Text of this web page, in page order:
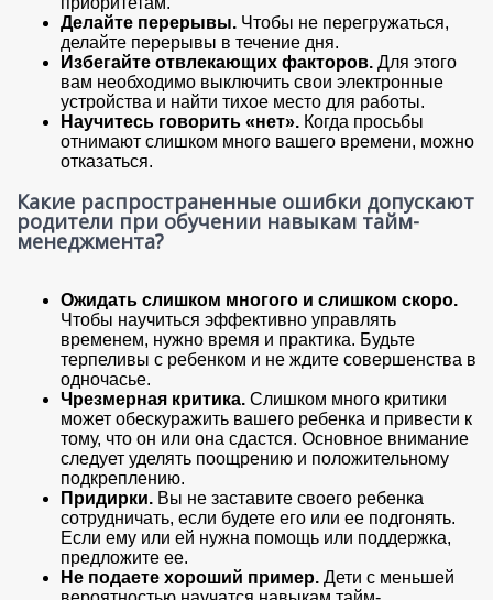
Делайте перерывы. Чтобы не перегружаться,
делайте перерывы в течение дня.
Избегайте отвлекающих факторов. Для этого
вам необходимо выключить свои электронные
устройства и найти тихое место для работы.
Научитесь говорить «нет». Когда просьбы
отнимают слишком много вашего времени, можно
отказаться.
Какие распространенные ошибки допускают
родители при обучении навыкам тайм-
менеджмента?
Ожидать слишком многого и слишком скоро.
Чтобы научиться эффективно управлять
временем, нужно время и практика. Будьте
терпеливы с ребенком и не ждите совершенства в
одночасье.
Чрезмерная критика. Слишком много критики
может обескуражить вашего ребенка и привести к
тому, что он или она сдастся. Основное внимание
следует уделять поощрению и положительному
подкреплению.
Придирки. Вы не заставите своего ребенка
сотрудничать, если будете его или ее подгонять.
Если ему или ей нужна помощь или поддержка,
предложите ее.
Не подаете хороший пример. Дети с меньшей